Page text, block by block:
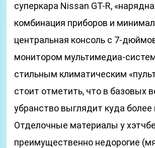
суперкара Nissan GT-R,
комбинация приборов и
центральная консоль с 7-
монитором мультимедиа-
стильным климатическим
стоит отметить, что в базовых
убранство выглядит куда более
Отделочные материалы у
преимущественно недорогие